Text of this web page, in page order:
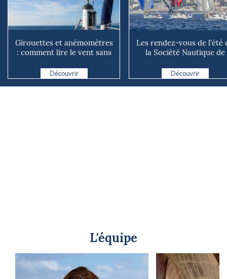
Girouettes et anémomètres
: comment lire le vent sans
Découvrir
Les rendez-vous de l’été
la Société Nautique de
Découvrir
L'équipe